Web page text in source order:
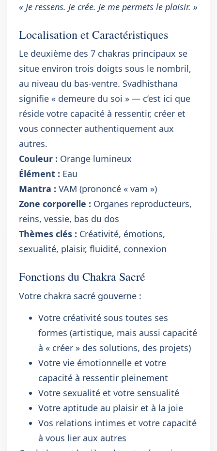
« Je ressens. Je crée. Je me permets le plaisir. »
Localisation et Caractéristiques
Le deuxième des 7 chakras principaux se
situe environ trois doigts sous le nombril,
au niveau du bas-ventre. Svadhisthana
signifie « demeure du soi » — c’est ici que
réside votre capacité à ressentir, créer et
vous connecter authentiquement aux
autres.
Couleur : Orange lumineux
Élément : Eau
Mantra : VAM (prononcé « vam »)
Zone corporelle : Organes reproducteurs,
reins, vessie, bas du dos
Thèmes clés : Créativité, émotions,
sexualité, plaisir, fluidité, connexion
Fonctions du Chakra Sacré
Votre chakra sacré gouverne :
Votre créativité sous toutes ses
formes (artistique, mais aussi capacité
à « créer » des solutions, des projets)
Votre vie émotionnelle et votre
capacité à ressentir pleinement
Votre sexualité et votre sensualité
Votre aptitude au plaisir et à la joie
Vos relations intimes et votre capacité
à vous lier aux autres